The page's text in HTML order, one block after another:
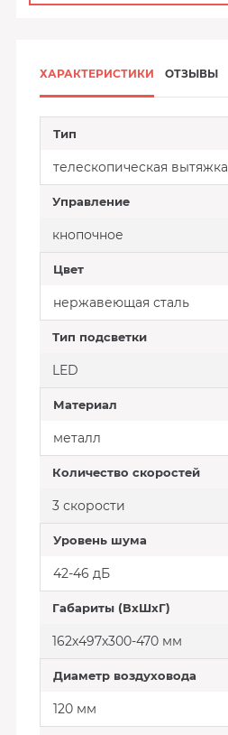
ХАРАКТЕРИСТИКИ ОТЗЫВЫ
Тип
телескопическая вытяжка
Управление
кнопочное
Цвет
нержавеющая сталь
Тип подсветки
LED
Материал
металл
Количество скоростей
3 скорости
Уровень шума
42-46 дБ
Габариты (ВхШхГ)
162х497х300-470 мм
Диаметр воздуховода
120 мм